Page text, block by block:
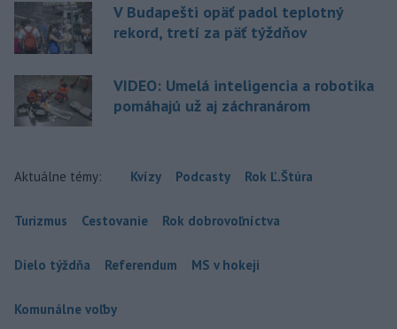
V Budapešti opäť padol teplotný
rekord, tretí za päť týždňov
VIDEO: Umelá inteligencia a robotika
pomáhajú už aj záchranárom
Aktuálne témy: Kvízy Podcasty Rok Ľ.Štúra
Turizmus Cestovanie Rok dobrovoľníctva
Dielo týždňa Referendum MS v hokeji
Komunálne voľby